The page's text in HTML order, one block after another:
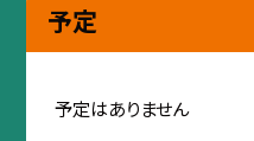
予定
予定はありません